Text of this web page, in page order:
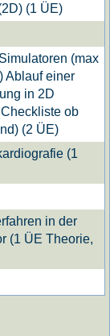
(1 ÜE)
(max
Ablauf einer
in 2D
ob
(2 ÜE)
(1
in der
(1 ÜE Theorie,